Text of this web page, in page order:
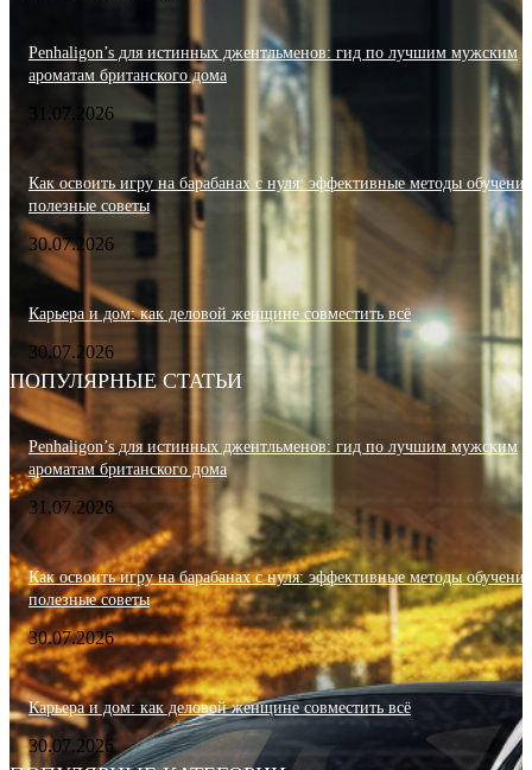
Penhaligon’s для истинных джентльменов: гид по лучшим мужским
ароматам британского дома
31.07.2026
Как освоить игру на барабанах с нуля: эффективные методы
полезные советы
30.07.2026
Карьера и дом: как деловой женщине совместить всё
30.07.2026
ПОПУЛЯРНЫЕ СТАТЬИ
Penhaligon’s для истинных джентльменов: гид по лучшим мужским
ароматам британского дома
31.07.2026
Как освоить игру на барабанах с нуля: эффективные методы
полезные советы
30.07.2026
Карьера и дом: как деловой женщине совместить всё
30.07.2026